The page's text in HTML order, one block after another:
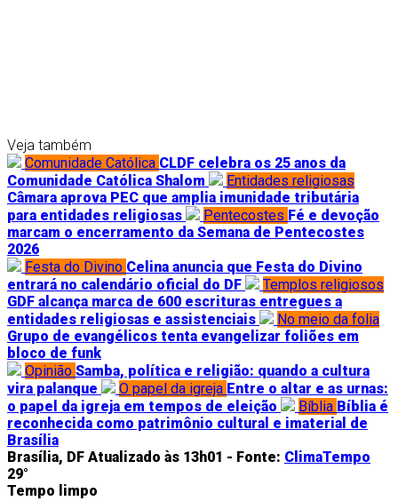
Veja também
Comunidade Católica CLDF celebra os 25 anos da
Comunidade Católica Shalom
Entidades religiosas
Câmara aprova PEC que amplia imunidade tributária
para entidades religiosas
Pentecostes Fé e devoção
marcam o encerramento da Semana de Pentecostes
2026
Festa do Divino Celina anuncia que Festa do Divino
entrará no calendário oficial do DF
Templos religiosos
GDF alcança marca de 600 escrituras entregues a
entidades religiosas e assistenciais
No meio da folia
Grupo de evangélicos tenta evangelizar foliões em
bloco de funk
Opinião Samba, política e religião: quando a cultura
vira palanque
O papel da igreja Entre o altar e as urnas:
o papel da igreja em tempos de eleição
Bíblia Bíblia é
reconhecida como patrimônio cultural e imaterial de
Brasília
Brasília, DF Atualizado às 13h01 - Fonte: ClimaTempo
29°
Tempo limpo